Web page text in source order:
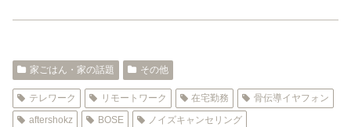
家ごはん・家の話題 その他
テレワーク リモートワーク 在宅勤務
骨伝導イヤフォン
aftershokz
BOSE ノイズキャンセリング